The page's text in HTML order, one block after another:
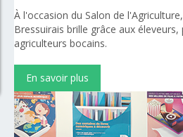
À l'occasion du Salon de
Bressuirais brille grâce aux
agriculteurs bocains.
En savoir plus